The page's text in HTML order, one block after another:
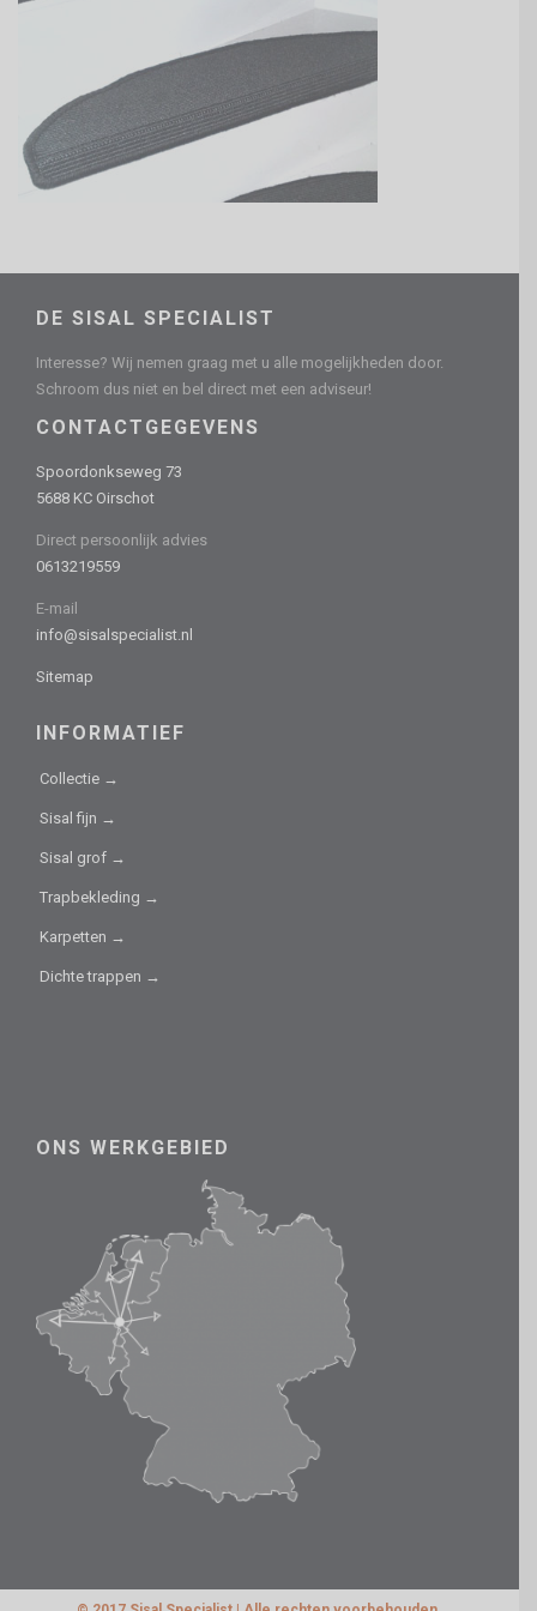
DE SISAL SPECIALIST
Interesse? Wij nemen graag met u alle mogelijkheden door.
Schroom dus niet en bel direct met een adviseur!
CONTACTGEGEVENS
Spoordonkseweg 73
5688 KC Oirschot
Direct persoonlijk advies
0613219559
E-mail
info@sisalspecialist.nl
Sitemap
INFORMATIEF
Collectie →
Sisal fijn →
Sisal grof →
Trapbekleding →
Karpetten →
Dichte trappen →
ONS WERKGEBIED